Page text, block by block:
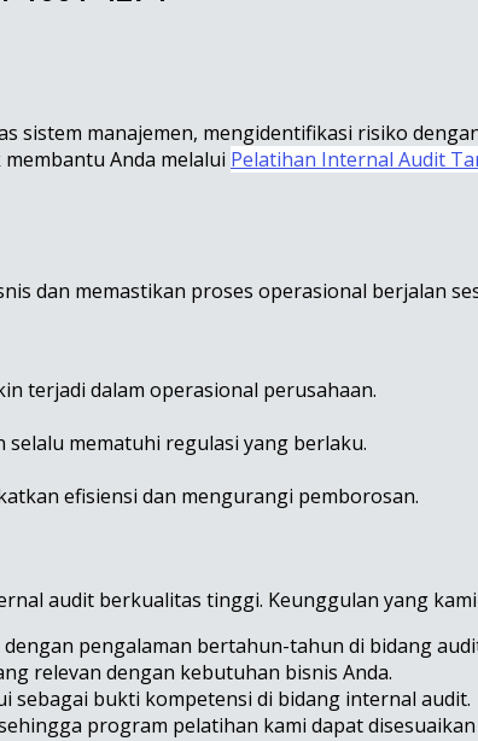
sistem manajemen, mengidentifikasi risiko
Anda melalui Pelatihan Internal Audit
dan memastikan proses operasional berjalan
terjadi dalam operasional perusahaan.
mematuhi regulasi yang berlaku.
efisiensi dan mengurangi pemborosan.
audit berkualitas tinggi. Keunggulan yang
pengalaman bertahun-tahun di bidang
relevan dengan kebutuhan bisnis Anda.
sebagai bukti kompetensi di bidang internal audit.
program pelatihan kami dapat